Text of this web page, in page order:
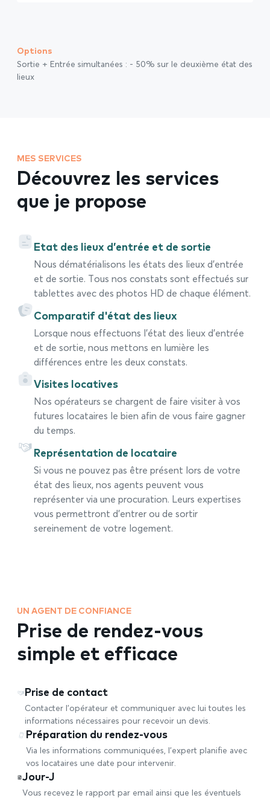
Options
Sortie + Entrée simultanées : - 50% sur le deuxième état des
lieux
MES SERVICES
Découvrez les services
que je propose
Etat des lieux d’entrée et de sortie
Nous dématérialisons les états des lieux d’entrée
et de sortie. Tous nos constats sont effectués sur
tablettes avec des photos HD de chaque élément.
Comparatif d'état des lieux
Lorsque nous effectuons l’état des lieux d’entrée
et de sortie, nous mettons en lumière les
différences entre les deux constats.
Visites locatives
Nos opérateurs se chargent de faire visiter à vos
futures locataires le bien afin de vous faire gagner
du temps.
Représentation de locataire
Si vous ne pouvez pas être présent lors de votre
état des lieux, nos agents peuvent vous
représenter via une procuration. Leurs expertises
vous permettront d’entrer ou de sortir
sereinement de votre logement.
UN AGENT DE CONFIANCE
Prise de rendez-vous
simple et efficace
Prise de contact
Contacter l’opérateur et communiquer avec lui toutes les
informations nécessaires pour recevoir un devis.
Préparation du rendez-vous
Via les informations communiquées, l’expert planifie avec
vos locataires une date pour intervenir.
Jour-J
Vous recevez le rapport par email ainsi que les éventuels